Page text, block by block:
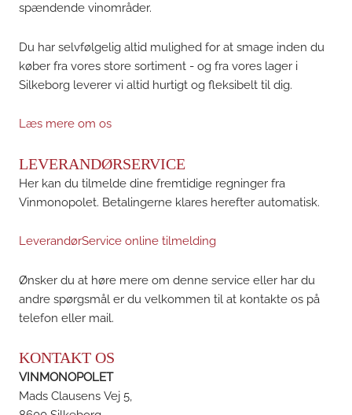
spændende vinområder.
Du har selvfølgelig altid mulighed for at smage inden du
køber fra vores store sortiment - og fra vores lager i
Silkeborg leverer vi altid hurtigt og fleksibelt til dig.
Læs mere om os
LEVERANDØRSERVICE
Her kan du tilmelde dine fremtidige regninger fra
Vinmonopolet. Betalingerne klares herefter automatisk.
LeverandørService online tilmelding
Ønsker du at høre mere om denne service eller har du
andre spørgsmål er du velkommen til at kontakte os på
telefon eller mail.
KONTAKT OS
VINMONOPOLET
Mads Clausens Vej 5,